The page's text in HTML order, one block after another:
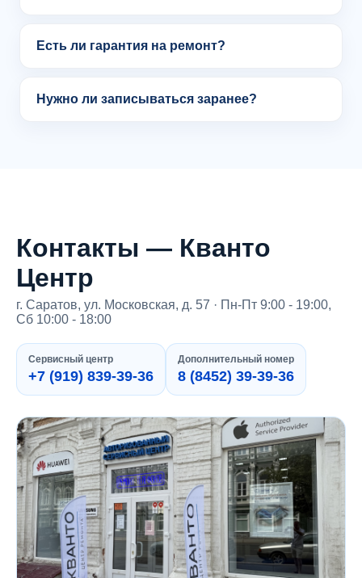
Есть ли гарантия на ремонт?
Нужно ли записываться заранее?
Контакты — Кванто
Центр
г. Саратов, ул. Московская, д. 57 · Пн-Пт 9:00 - 19:00,
Сб 10:00 - 18:00
Сервисный центр
+7 (919) 839-39-36
Дополнительный номер
8 (8452) 39-39-36